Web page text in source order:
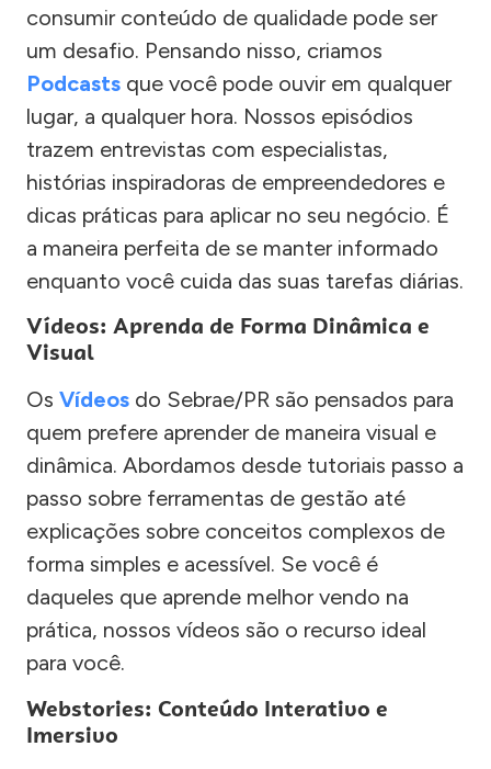
consumir conteúdo de qualidade pode ser
um desafio. Pensando nisso, criamos
Podcasts que você pode ouvir em qualquer
lugar, a qualquer hora. Nossos episódios
trazem entrevistas com especialistas,
histórias inspiradoras de empreendedores e
dicas práticas para aplicar no seu negócio. É
a maneira perfeita de se manter informado
enquanto você cuida das suas tarefas diárias.
Vídeos: Aprenda de Forma Dinâmica e
Visual
Os Vídeos do Sebrae/PR são pensados para
quem prefere aprender de maneira visual e
dinâmica. Abordamos desde tutoriais passo a
passo sobre ferramentas de gestão até
explicações sobre conceitos complexos de
forma simples e acessível. Se você é
daqueles que aprende melhor vendo na
prática, nossos vídeos são o recurso ideal
para você.
Webstories: Conteúdo Interativo e
Imersivo